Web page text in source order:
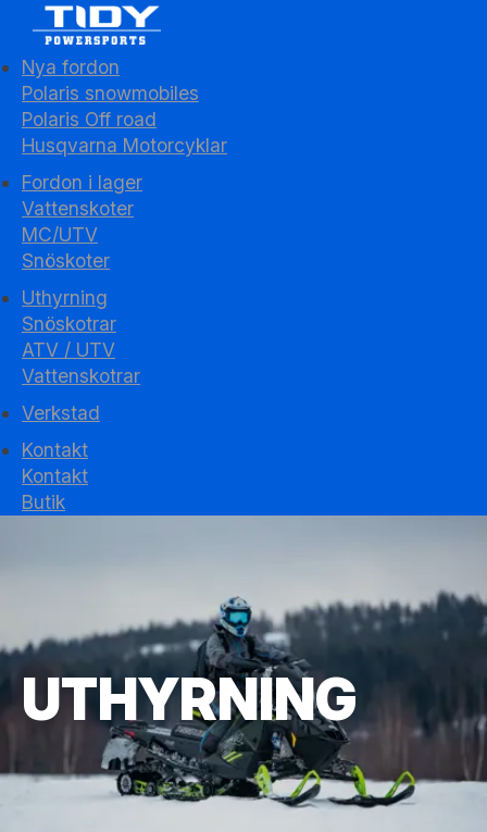
Nya fordon
Polaris snowmobiles
Polaris Off road
Husqvarna Motorcyklar
Fordon i lager
Vattenskoter
MC/UTV
Snöskoter
Uthyrning
Snöskotrar
ATV / UTV
Vattenskotrar
Verkstad
Kontakt
Kontakt
Butik
UTHYRNING